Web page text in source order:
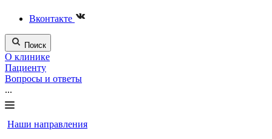
Вконтакте
Поиск
О клинике
Пациенту
Вопросы и ответы
...
Наши направления